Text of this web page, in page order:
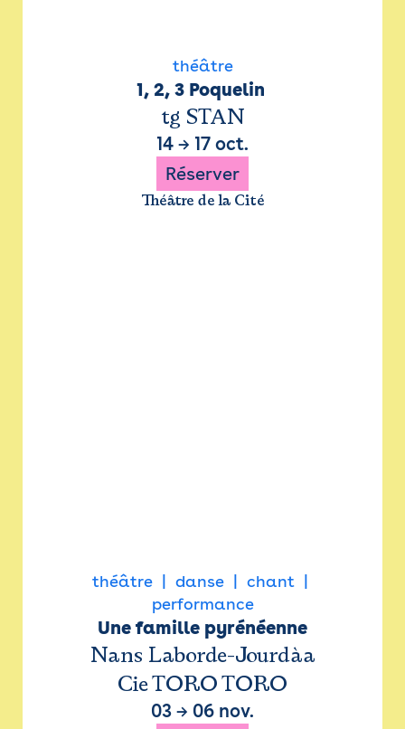
théâtre
1, 2, 3 Poquelin
tg STAN
14 → 17 oct.
Réserver
Théâtre de la Cité
théâtre danse
chant
performance
Une famille pyrénéenne
Nans Laborde-Jourdàa
Cie TORO TORO
03 → 06 nov.